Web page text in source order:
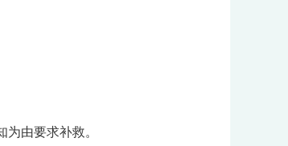
由要求补救。